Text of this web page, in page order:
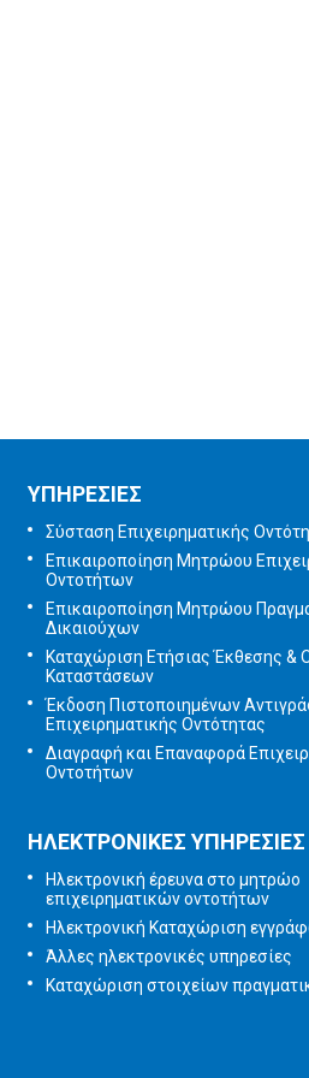
ΥΠΗΡΕΣΙΕΣ
Σύσταση Επιχειρηματικής
Επικαιροποίηση Μητρώου
Οντοτήτων
Επικαιροποίηση Μητρώου
Δικαιούχων
Καταχώριση Ετήσιας Έκθεσης &
Καταστάσεων
Έκδοση Πιστοποιημένων
Επιχειρηματικής Οντότητας
Διαγραφή και Επαναφορά
Οντοτήτων
ΗΛΕΚΤΡΟΝΙΚΕΣ ΥΠΗΡΕΣΙΕΣ
Ηλεκτρονική έρευνα στο μητρώο
επιχειρηματικών οντοτήτων
Ηλεκτρονική Καταχώριση
Άλλες ηλεκτρονικές υπηρεσίες
Καταχώριση στοιχείων